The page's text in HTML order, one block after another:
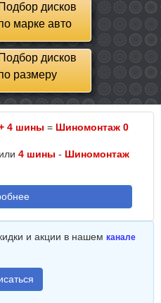
Подбор дисков
марке авто
Подбор дисков
размеру
4 шины = Шиномонтаж 0
или 4 шины - Шиномонтаж
и акции в нашем канале